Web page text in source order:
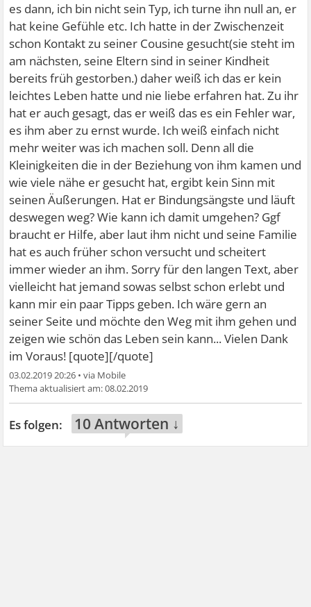
es dann, ich bin nicht sein Typ, ich turne ihn null an, er
hat keine Gefühle etc. Ich hatte in der Zwischenzeit
schon Kontakt zu seiner Cousine gesucht(sie steht im
am nächsten, seine Eltern sind in seiner Kindheit
bereits früh gestorben.) daher weiß ich das er kein
leichtes Leben hatte und nie liebe erfahren hat. Zu ihr
hat er auch gesagt, das er weiß das es ein Fehler war,
es ihm aber zu ernst wurde. Ich weiß einfach nicht
mehr weiter was ich machen soll. Denn all die
Kleinigkeiten die in der Beziehung von ihm kamen und
wie viele nähe er gesucht hat, ergibt kein Sinn mit
seinen Äußerungen. Hat er Bindungsängste und läuft
deswegen weg? Wie kann ich damit umgehen? Ggf
braucht er Hilfe, aber laut ihm nicht und seine Familie
hat es auch früher schon versucht und scheitert
immer wieder an ihm. Sorry für den langen Text, aber
vielleicht hat jemand sowas selbst schon erlebt und
kann mir ein paar Tipps geben. Ich wäre gern an
seiner Seite und möchte den Weg mit ihm gehen und
zeigen wie schön das Leben sein kann... Vielen Dank
im Voraus! [quote][/quote]
03.02.2019 20:26 •
08.02.2019
10 Antworten ↓